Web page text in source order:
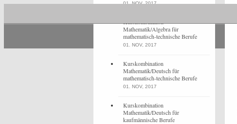
01. NOV, 2017
Kurskombination
Mathematik/Algebra für
mathematisch-technische Berufe
01. NOV, 2017
Kurskombination
Mathematik/Deutsch für
mathematisch-technische Berufe
01. NOV, 2017
Kurskombination
Mathematik/Deutsch für
kaufmännische Berufe